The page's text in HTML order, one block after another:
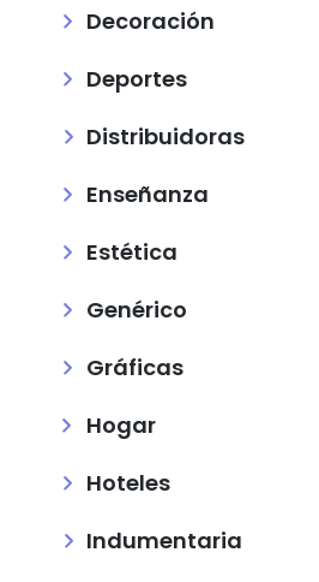
Decoración
Deportes
Distribuidoras
Enseñanza
Estética
Genérico
Gráficas
Hogar
Hoteles
Indumentaria